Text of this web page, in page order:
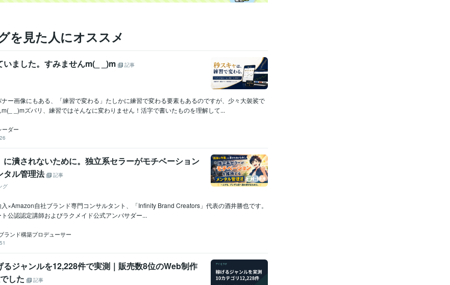
を見た人にオススメ
いました。すみませんm(_ _)m
記事
ー画像にもある、「練習で変わる」たしかに練習で変わる要素もあるのですが、少々大袈裟で
_)mズバリ、練習ではそんなに変わりません！活字で書いたものを理解して...
ーダー
に潰されないために。独立系セラーがモチベーション
タル管理法
記事
グ
×Amazon自社ブランド専門コンサルタント、「Infinity Brand Creators」代表の酒井勝也です。
公認認定講師およびラクメイド公式アンバサダー...
ランド構築プロデューサー
るジャンルを12,228件で実測｜販売数8位のWeb制作
した
記事